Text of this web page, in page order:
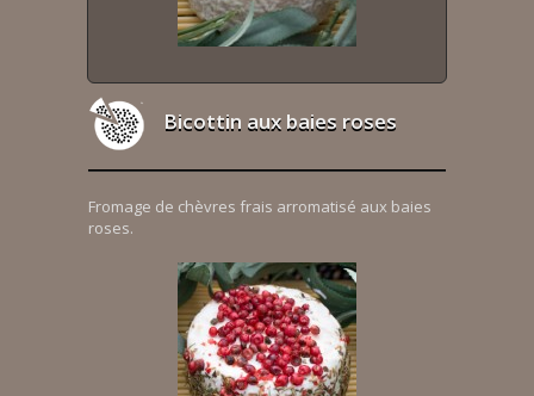
Bicottin aux baies roses
Fromage de chèvres frais arromatisé aux baies
roses.